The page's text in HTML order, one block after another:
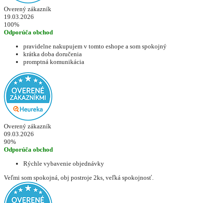
Overený zákazník
19.03.2026
100%
Odporúča obchod
pravidelne nakupujem v tomto eshope a som spokojný
krátka doba doručenia
promptná komunikácia
Overený zákazník
09.03.2026
90%
Odporúča obchod
Rýchle vybavenie objednávky
Veľmi som spokojná, obj postroje 2ks, veľká spokojnosť.